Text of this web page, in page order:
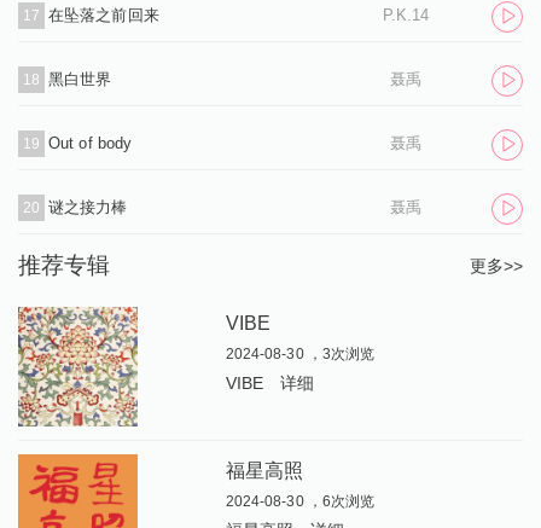
17 在坠落之前回来 P.K.14
18 黑白世界 聂禹
19 Out of body 聂禹
20 谜之接力棒 聂禹
推荐专辑 更多>>
VIBE
2024-08-30 ，3次浏览
VIBE 详细
福星高照
2024-08-30 ，6次浏览